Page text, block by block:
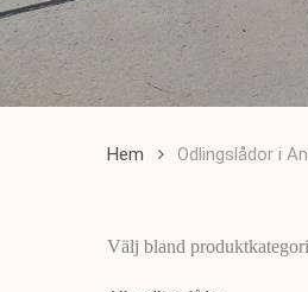
Hem Odlingslådor i
Välj bland